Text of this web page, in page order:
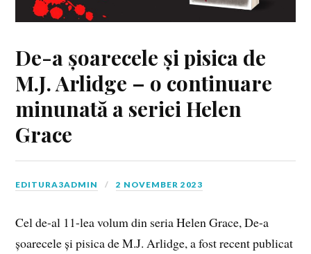
De-a șoarecele și pisica de
M.J. Arlidge – o continuare
minunată a seriei Helen
Grace
EDITURA3ADMIN 2 NOVEMBER 2023
Cel de-al 11-lea volum din seria Helen Grace, De-a
șoarecele și pisica de M.J. Arlidge, a fost recent publicat